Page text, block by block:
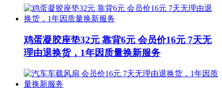
鸡蛋凝胶座垫32元 靠背6元 会员价16元 7天无
理由退换货，1年因质量换新服务